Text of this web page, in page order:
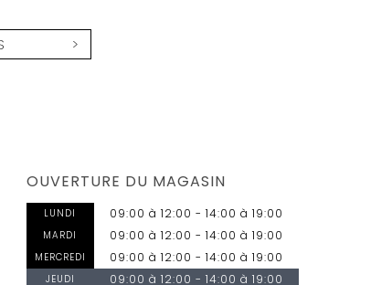
OUVERTURE DU MAGASIN
LUNDI 09:00 à 12:00 - 14:00 à 19:00
MARDI 09:00 à 12:00 - 14:00 à 19:00
MERCREDI 09:00 à 12:00 - 14:00 à 19:00
JEUDI 09:00 à 12:00 - 14:00 à 19:00